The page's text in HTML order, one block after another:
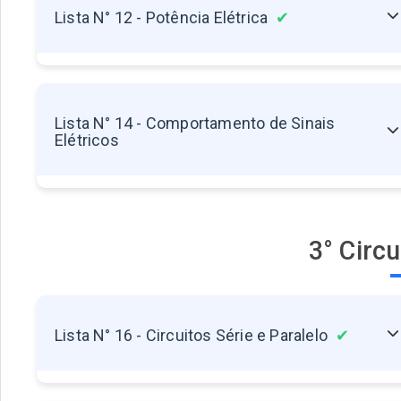
Lista N° 12 - Potência Elétrica ✔
Lista N° 14 - Comportamento de Sinais
Elétricos
3°
Lista N° 16 - Circuitos Série e Paralelo ✔